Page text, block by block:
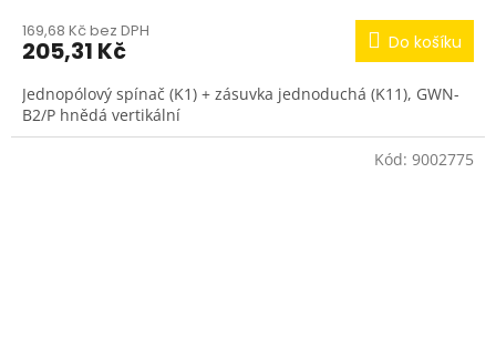
169,68 Kč bez DPH
205,31 Kč Do košíku
Jednopólový spínač (K1) + zásuvka jednoduchá (K11), GWN-
B2/P hnědá vertikální
Kód: 9002775